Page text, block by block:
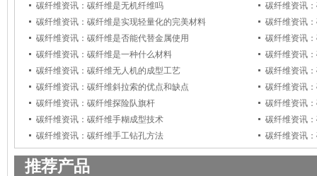
碳纤维资讯：碳纤维是无机纤维吗
碳纤维资讯
碳纤维资讯：碳纤维是实现轻量化的完美材料
碳纤维资讯
碳纤维资讯：碳纤维是否能代替金属使用
碳纤维资讯
碳纤维资讯：碳纤维是一种什么材料
碳纤维资讯
碳纤维资讯：碳纤维无人机的成型工艺
碳纤维资讯
碳纤维资讯：碳纤维斜拉索的优点和缺点
碳纤维资讯
碳纤维资讯：碳纤维探险队旗杆
碳纤维资讯
碳纤维资讯：碳纤维手糊成型技术
碳纤维资讯
碳纤维资讯：碳纤维手工钻孔方法
碳纤维资讯
推荐产品